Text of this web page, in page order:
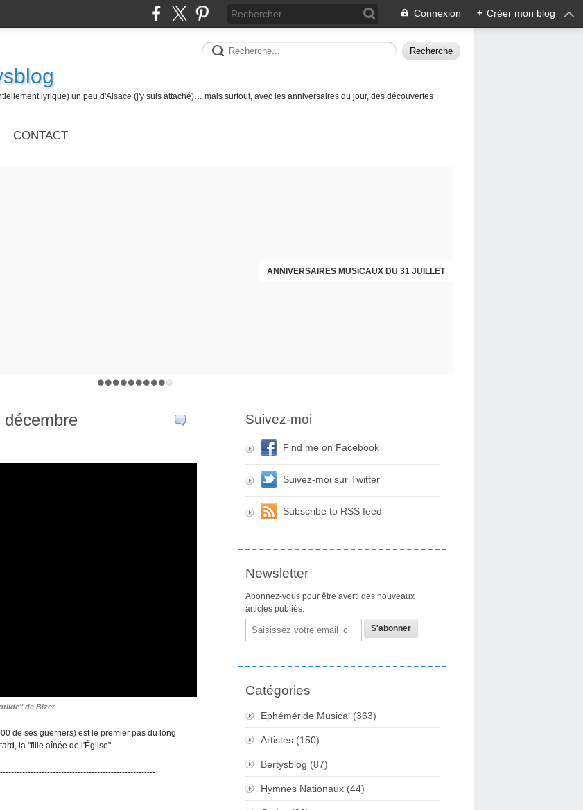
Connexion + Créer mon blog
lyrique) un peu d'Alsace (j'y suis attaché)… mais surtout, avec les anniversaires du jour, des découvertes
CONTACT
ANNIVERSAIRES MUSICAUX DU 31 JUILLET
…
de Bizet
de ses guerriers) est le premier pas du long
la "fille aînée de l'Église".
Suivez-moi
Find me on Facebook
Suivez-moi sur Twitter
Subscribe to RSS feed
Newsletter
Abonnez-vous pour être averti des nouveaux
articles publiés.
Email
Catégories
Ephéméride Musical (363)
Artistes (150)
Bertysblog (87)
Hymnes Nationaux (44)